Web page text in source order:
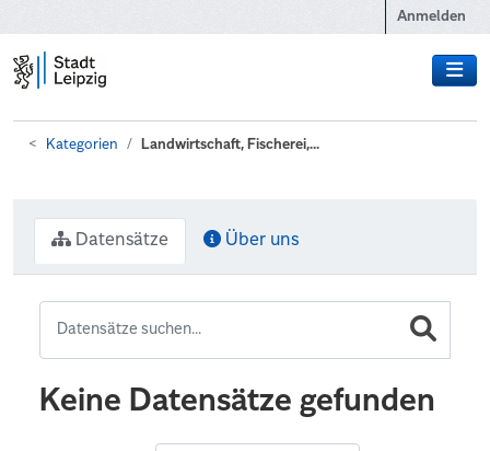
Anmelden
Kategorien Landwirtschaft, Fischerei,...
Datensätze Über uns
Keine Datensätze gefunden